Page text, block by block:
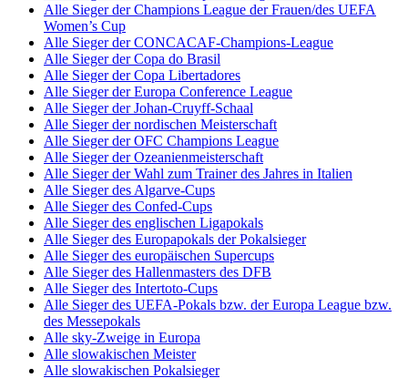
Alle Sieger der Champions League der Frauen/des UEFA
Women’s Cup
Alle Sieger der CONCACAF-Champions-League
Alle Sieger der Copa do Brasil
Alle Sieger der Copa Libertadores
Alle Sieger der Europa Conference League
Alle Sieger der Johan-Cruyff-Schaal
Alle Sieger der nordischen Meisterschaft
Alle Sieger der OFC Champions League
Alle Sieger der Ozeanienmeisterschaft
Alle Sieger der Wahl zum Trainer des Jahres in Italien
Alle Sieger des Algarve-Cups
Alle Sieger des Confed-Cups
Alle Sieger des englischen Ligapokals
Alle Sieger des Europapokals der Pokalsieger
Alle Sieger des europäischen Supercups
Alle Sieger des Hallenmasters des DFB
Alle Sieger des Intertoto-Cups
Alle Sieger des UEFA-Pokals bzw. der Europa League bzw.
des Messepokals
Alle sky-Zweige in Europa
Alle slowakischen Meister
Alle slowakischen Pokalsieger